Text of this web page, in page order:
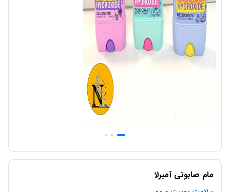
مام صابونی آمبرلا